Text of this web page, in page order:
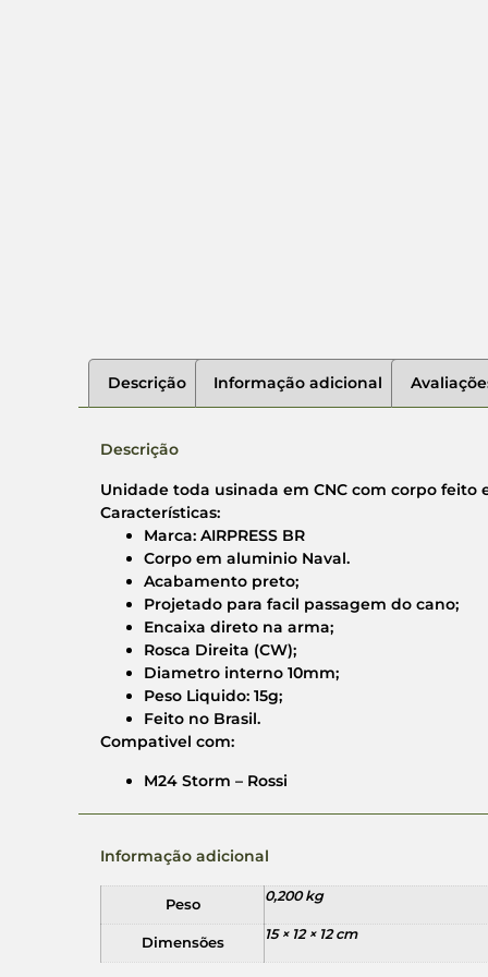
Descrição Informação adicional
Descrição
Unidade toda usinada em CNC com corpo feito
Características:
Marca: AIRPRESS BR
Corpo em aluminio Naval.
Acabamento preto;
Projetado para facil passagem do cano;
Encaixa direto na arma;
Rosca Direita (CW);
Diametro interno 10mm;
Peso Liquido: 15g;
Feito no Brasil.
Compativel com:
M24 Storm – Rossi
Informação adicional
Peso
0,200 kg
Dimensões
15 × 12 × 12 cm